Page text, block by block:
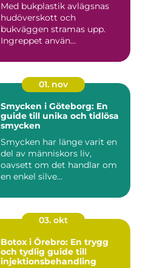
Med bukplastik avlägsnas
hudöverskott och
bukväggen stramas upp.
Ingreppet använ...
01. nov
Smycken i Göteborg: En
guide till unika och tidlösa
smycken
Smycken har länge varit en
del av människors liv,
oavsett om det handlar om
en enkel silve...
03. okt
Botox i Örebro: En trygg
och tydlig guide till
injektionsbehandling